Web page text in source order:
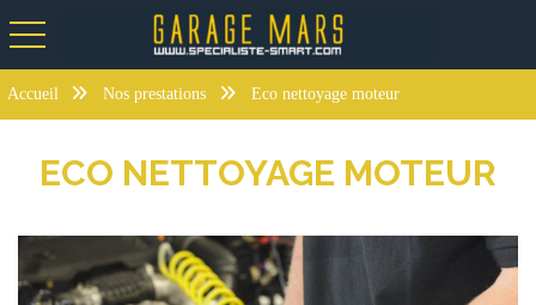
toggle navigation
Accueil Nos prestations Eco nettoyage moteur
ECO NETTOYAGE MOTEUR